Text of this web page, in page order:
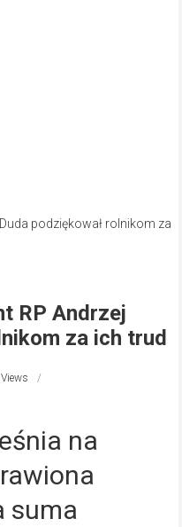
RP Andrzej
za ich trud
na
suma